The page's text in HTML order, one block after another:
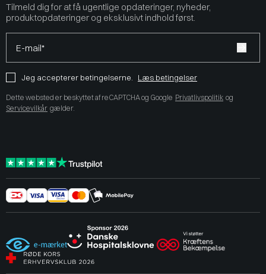
Tilmeld dig for at få ugentlige opdateringer, nyheder,
produktopdateringer og eksklusivt indhold først.
E-mail*
Jeg accepterer betingelserne. Læs betingelser
Dette websted er beskyttet af reCAPTCHA og Google Privatlivspolitik og
Servicevilkår gælder.